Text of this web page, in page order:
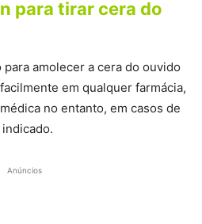
para tirar cera do
amolecer a cera do ouvido
em qualquer farmácia,
no entanto, em casos de
Anúncios